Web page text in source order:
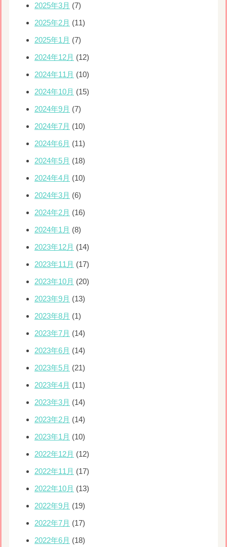
2025年3月 (7)
2025年2月 (11)
2025年1月 (7)
2024年12月 (12)
2024年11月 (10)
2024年10月 (15)
2024年9月 (7)
2024年7月 (10)
2024年6月 (11)
2024年5月 (18)
2024年4月 (10)
2024年3月 (6)
2024年2月 (16)
2024年1月 (8)
2023年12月 (14)
2023年11月 (17)
2023年10月 (20)
2023年9月 (13)
2023年8月 (1)
2023年7月 (14)
2023年6月 (14)
2023年5月 (21)
2023年4月 (11)
2023年3月 (14)
2023年2月 (14)
2023年1月 (10)
2022年12月 (12)
2022年11月 (17)
2022年10月 (13)
2022年9月 (19)
2022年7月 (17)
2022年6月 (18)